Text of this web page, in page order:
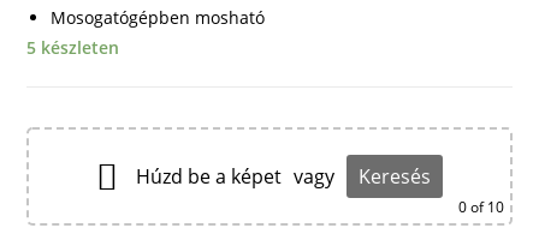
Mosogatógépben mosható
5 készleten
Húzd be a képet vagy Keresés
0of 10